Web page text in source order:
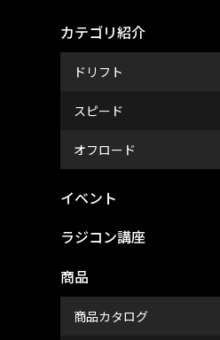
カテゴリ紹介
ドリフト
スピード
オフロード
イベント
ラジコン講座
商品
商品カタログ